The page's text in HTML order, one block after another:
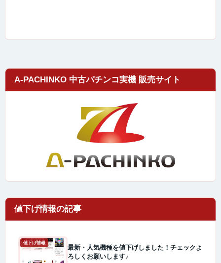
A-PACHINKO 中古パチンコ実機 販売サイト
値下げ情報
最新・人気機種を値下げしました！チェックよ
ろしくお願いします♪